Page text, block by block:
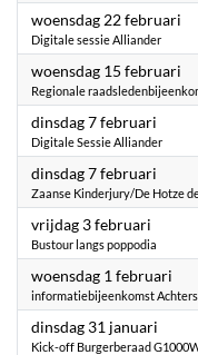
woensdag 22 februari
Digitale sessie Alliander
woensdag 15 februari
Regionale
dinsdag 7 februari
Digitale Sessie Alliander
dinsdag 7 februari
Zaanse Kinderjury/De Hotze
vrijdag 3 februari
Bustour langs poppodia
woensdag 1 februari
informatiebijeenkomst
dinsdag 31 januari
Kick-off Burgerberaad